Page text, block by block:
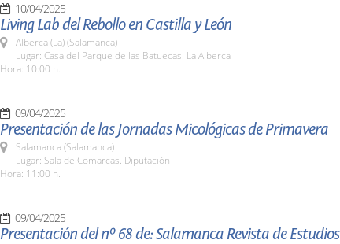
10/04/2025
Living Lab del Rebollo en Castilla y León
Alberca (La) (Salamanca)
Lugar: Casa del Parque de las Batuecas. La Alberca
Hora: 10:00 h.
09/04/2025
Presentación de las Jornadas Micológicas de Primavera
Salamanca (Salamanca)
Lugar: Sala de Comarcas. Diputación
Hora: 11:00 h.
09/04/2025
Presentación del nº 68 de: Salamanca Revista de Estudios